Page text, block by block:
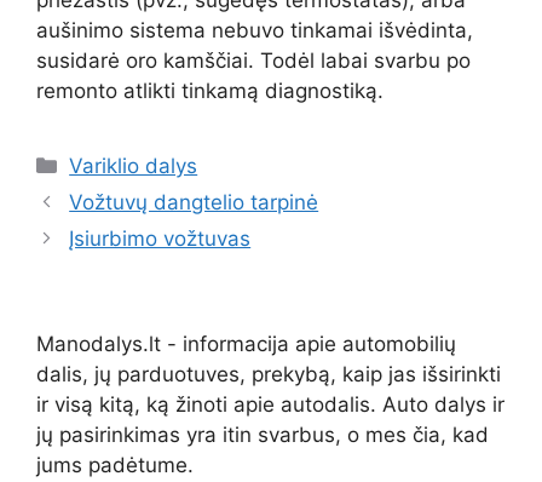
aušinimo sistema nebuvo tinkamai išvėdinta,
susidarė oro kamščiai. Todėl labai svarbu po
remonto atlikti tinkamą diagnostiką.
Kategorijos
Variklio dalys
Vožtuvų dangtelio tarpinė
Įsiurbimo vožtuvas
Manodalys.lt - informacija apie automobilių
dalis, jų parduotuves, prekybą, kaip jas išsirinkti
ir visą kitą, ką žinoti apie autodalis. Auto dalys ir
jų pasirinkimas yra itin svarbus, o mes čia, kad
jums padėtume.